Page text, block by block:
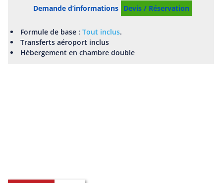
Demande d’informations Devis / Réservation
Formule de base :Tout inclus.
Transferts aéroport inclus
Hébergement en chambre double